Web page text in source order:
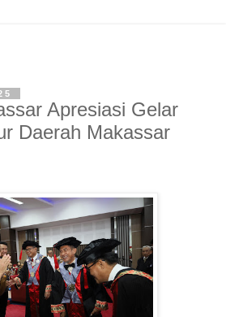
Apresiasi Gelar
Daerah Makassar